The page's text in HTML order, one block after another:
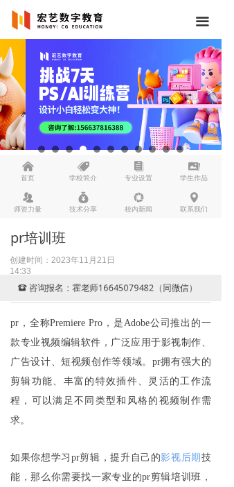
낀
首页
뀄
学校简介
뀴
专业设置
끡
学生作品
뀡
师资力量
낐
技术分享
넆
校内新闻
넹
联系我们
끀
pr培训班
创建时间： 2023年11月21日
14:33
pr ，全称Premiere Pro，是Adobe公司推出的一
款专业视频编辑软件，广泛应用于影视制作、
广告设计、短视频创作等领域。pr拥有强大的
剪辑功能、丰富的特效插件、灵活的工作流
程，可以满足不同类型和风格的视频制作需
求。
如果你想学习pr剪辑，提升自己的影视后期技
能，那么你需要找一家专业的pr剪辑培训班，
뀰 咨询报名：霍老师16645079482（同微信）